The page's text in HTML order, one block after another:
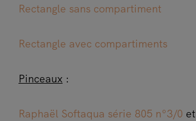
Rectangle sans compartiment
Rectangle avec compartiments
Pinceaux :
Raphaël Softaqua série 805 n°3/0 et